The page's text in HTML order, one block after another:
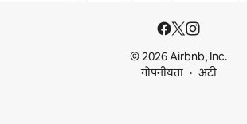
© 2026 Airbnb, Inc.
गोपनीयता
अटी